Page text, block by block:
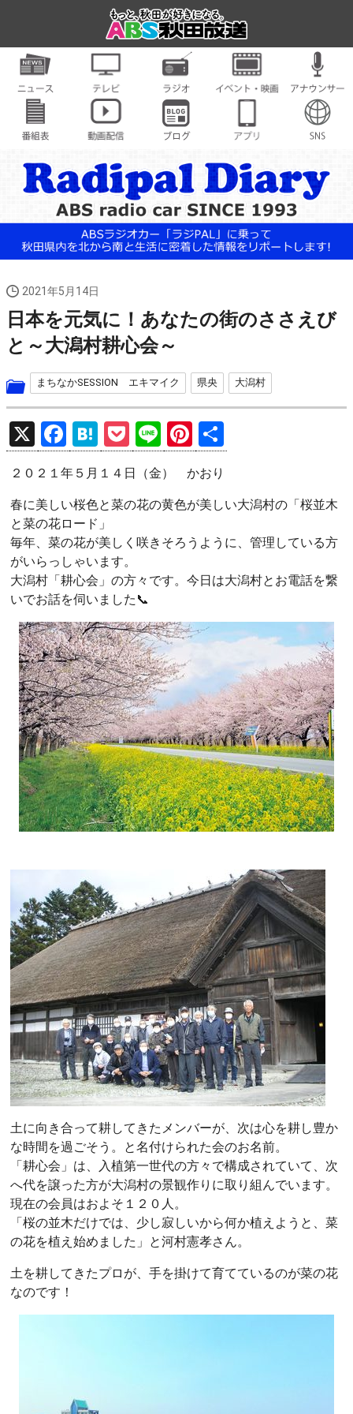
2021年5月14日
日本を元気に！あなたの街のささえび
と～大潟村耕心会～
まちなかSESSION エキマイク 県央 大潟村
X
F
a
ce
b
o
o
k
H
at
e
n
a
P
o
ck
et
Li
n
e
Pi
nt
er
es
t
有
２０２１年５月１４日（金） かおり
春に美しい桜色と菜の花の黄色が美しい大潟村の「桜並木
と菜の花ロード」
毎年、菜の花が美しく咲きそろうように、管理している方
がいらっしゃいます。
大潟村「耕心会」の方々です。今日は大潟村とお電話を繋
いでお話を伺いました📞
土に向き合って耕してきたメンバーが、次は心を耕し豊か
な時間を過ごそう。と名付けられた会のお名前。
「耕心会」は、入植第一世代の方々で構成されていて、次
へ代を譲った方が大潟村の景観作りに取り組んでいます。
現在の会員はおよそ１２０人。
「桜の並木だけでは、少し寂しいから何か植えようと、菜
の花を植え始めました」と河村憲孝さん。
土を耕してきたプロが、手を掛けて育てているのが菜の花
なのです！